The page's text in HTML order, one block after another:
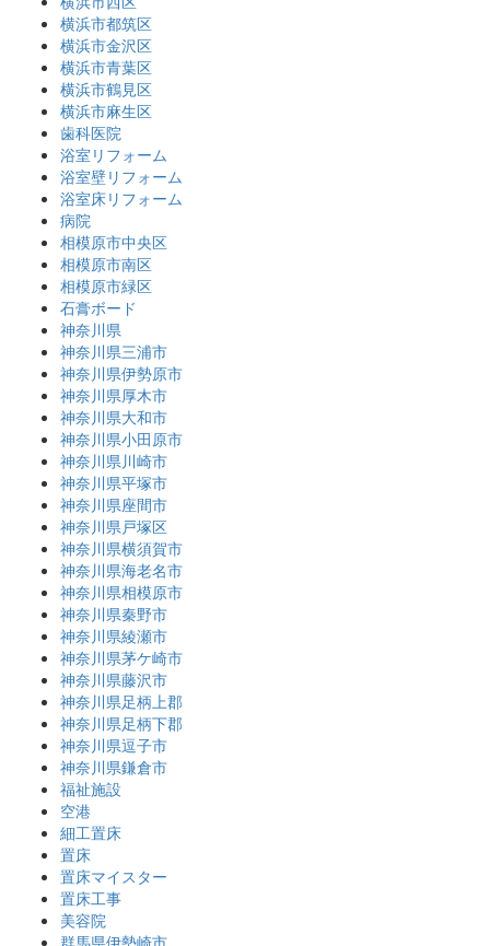
横浜市都筑区
横浜市金沢区
横浜市青葉区
横浜市鶴見区
横浜市麻生区
歯科医院
浴室リフォーム
浴室壁リフォーム
浴室床リフォーム
病院
相模原市中央区
相模原市南区
相模原市緑区
石膏ボード
神奈川県
神奈川県三浦市
神奈川県伊勢原市
神奈川県厚木市
神奈川県大和市
神奈川県小田原市
神奈川県川崎市
神奈川県平塚市
神奈川県座間市
神奈川県戸塚区
神奈川県横須賀市
神奈川県海老名市
神奈川県相模原市
神奈川県秦野市
神奈川県綾瀬市
神奈川県茅ケ崎市
神奈川県藤沢市
神奈川県足柄上郡
神奈川県足柄下郡
神奈川県逗子市
神奈川県鎌倉市
福祉施設
空港
細工置床
置床
置床マイスター
置床工事
美容院
群馬県伊勢崎市